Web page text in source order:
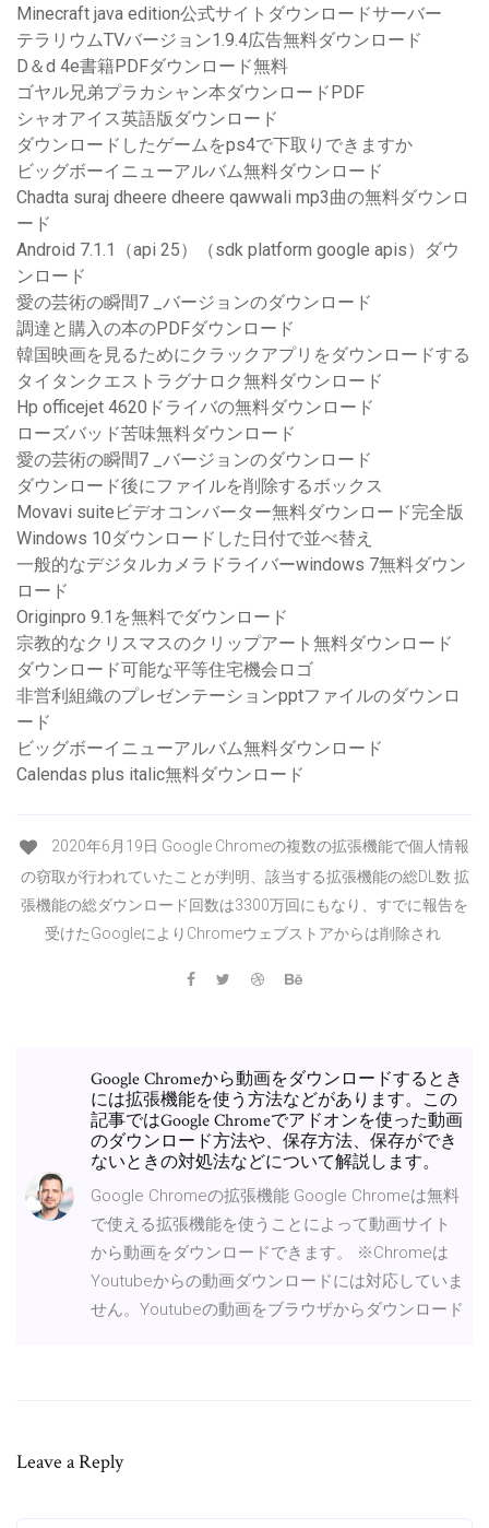
Minecraft java edition公式サイトダウンロードサーバー
テラリウムTVバージョン1.9.4広告無料ダウンロード
D＆d 4e書籍PDFダウンロード無料
ゴヤル兄弟プラカシャン本ダウンロードPDF
シャオアイス英語版ダウンロード
ダウンロードしたゲームをps4で下取りできますか
ビッグボーイニューアルバム無料ダウンロード
Chadta suraj dheere dheere qawwali mp3曲の無料ダウンロ
ード
Android 7.1.1（api 25）（sdk platform google apis）ダウ
ンロード
愛の芸術の瞬間7 _バージョンのダウンロード
調達と購入の本のPDFダウンロード
韓国映画を見るためにクラックアプリをダウンロードする
タイタンクエストラグナロク無料ダウンロード
Hp officejet 4620ドライバの無料ダウンロード
ローズバッド苦味無料ダウンロード
愛の芸術の瞬間7 _バージョンのダウンロード
ダウンロード後にファイルを削除するボックス
Movavi suiteビデオコンバーター無料ダウンロード完全版
Windows 10ダウンロードした日付で並べ替え
一般的なデジタルカメラドライバーwindows 7無料ダウン
ロード
Originpro 9.1を無料でダウンロード
宗教的なクリスマスのクリップアート無料ダウンロード
ダウンロード可能な平等住宅機会ロゴ
非営利組織のプレゼンテーションpptファイルのダウンロ
ード
ビッグボーイニューアルバム無料ダウンロード
Calendas plus italic無料ダウンロード
2020年6月19日 Google Chromeの複数の拡張機能で個人情報
の窃取が行われていたことが判明、該当する拡張機能の総DL数 拡
張機能の総ダウンロード回数は3300万回にもなり、すでに報告を
受けたGoogleによりChromeウェブストアからは削除され
Google Chromeから動画をダウンロードするとき
には拡張機能を使う方法などがあります。この
記事ではGoogle Chromeでアドオンを使った動画
のダウンロード方法や、保存方法、保存ができ
ないときの対処法などについて解説します。
Google Chromeの拡張機能 Google Chromeは無料
で使える拡張機能を使うことによって動画サイト
から動画をダウンロードできます。 ※Chromeは
Youtubeからの動画ダウンロードには対応していま
せん。Youtubeの動画をブラウザからダウンロード
Leave a Reply